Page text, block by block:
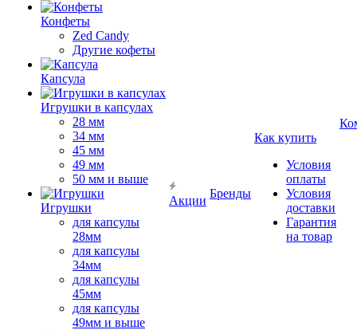
Конфеты
Zed Candy
Другие кофеты
Капсула
Игрушки в капсулах
28 мм
34 мм
45 мм
49 мм
50 мм и выше
Игрушки
для капсулы
28мм
для капсулы
34мм
для капсулы
45мм
для капсулы
49мм и выше
Акции
Бренды
Как купить
Условия
оплаты
Условия
доставки
Гарантия
на товар